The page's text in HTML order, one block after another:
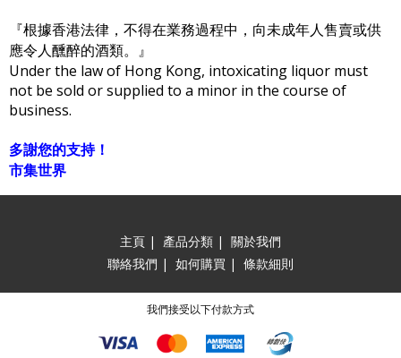
『根據香港法律，不得在業務過程中，向未成年人售賣或供
應令人醺醉的酒類。』
Under the law of Hong Kong, intoxicating liquor must
not be sold or supplied to a minor in the course of
business.
多謝您的支持！
市集世界
主頁 | 產品分類 | 關於我們
聯絡我們 | 如何購買 | 條款細則
我們接受以下付款方式